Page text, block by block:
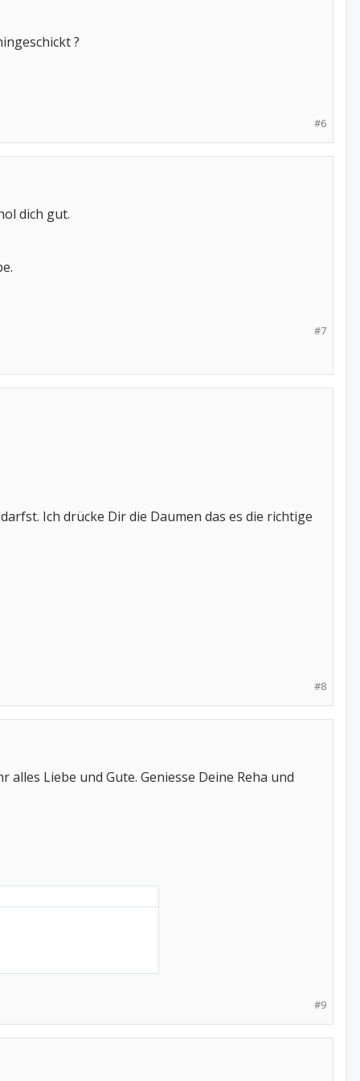
?
#6
dich gut.
#7
Ich drücke Dir die Daumen das es die richtige
#8
Liebe und Gute. Geniesse Deine Reha und
#9